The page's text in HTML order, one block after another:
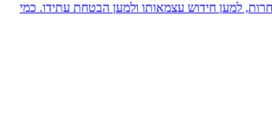
למען חידוש עצמאותו ולמען הבטחת עתידו. כמי